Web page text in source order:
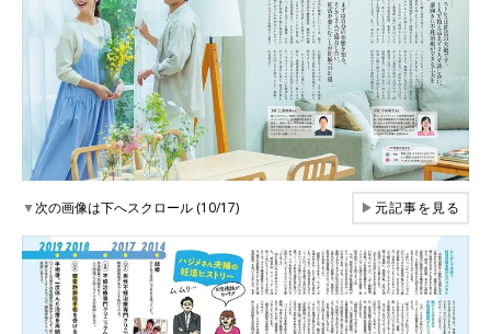
▼次の画像は下へスクロール (10/17) ▶元記事を見る